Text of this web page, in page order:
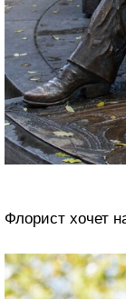
Флорист хочет